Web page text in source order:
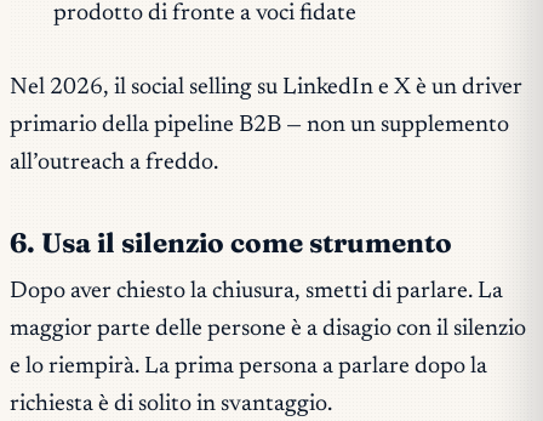
prodotto di fronte a voci fidate
Nel 2026, il social selling su LinkedIn e X è un driver
primario della pipeline B2B — non un supplemento
all’outreach a freddo.
6. Usa il silenzio come strumento
Dopo aver chiesto la chiusura, smetti di parlare. La
maggior parte delle persone è a disagio con il silenzio
e lo riempirà. La prima persona a parlare dopo la
richiesta è di solito in svantaggio.